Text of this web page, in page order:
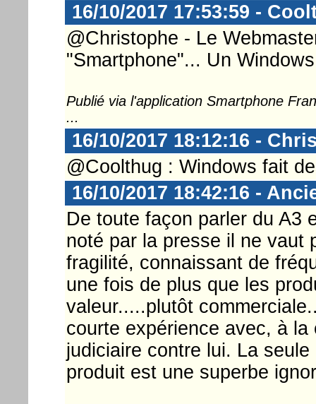
16/10/2017 17:53:59 -
@Christophe - Le
"Smartphone"... Un
Publié via l'application Smartphone
...
16/10/2017 18:12:16 -
@Coolthug : Windows fait
16/10/2017 18:42:16 -
De toute façon parler du A3
noté par la presse il ne vaut
fragilité, connaissant de
une fois de plus que les
valeur.....plutôt
courte expérience avec, à
judiciaire contre lui. La
produit est une superbe